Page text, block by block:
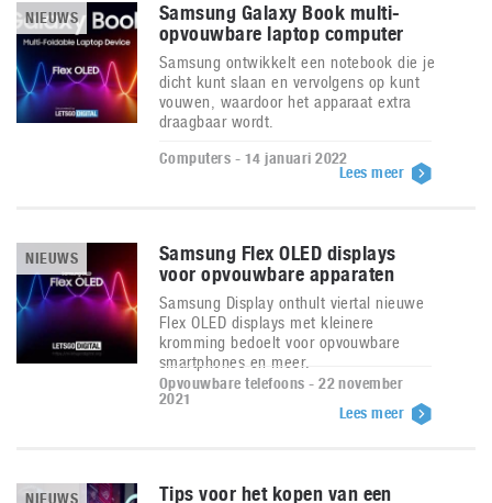
NIEUWS
Samsung Galaxy Book multi-
opvouwbare laptop computer
Samsung ontwikkelt een notebook die je
dicht kunt slaan en vervolgens op kunt
vouwen, waardoor het apparaat extra
draagbaar wordt.
Computers - 14 januari 2022
Lees meer
NIEUWS
Samsung Flex OLED displays
voor opvouwbare apparaten
Samsung Display onthult viertal nieuwe
Flex OLED displays met kleinere
kromming bedoelt voor opvouwbare
smartphones en meer.
Opvouwbare telefoons - 22 november
2021
Lees meer
NIEUWS
Tips voor het kopen van een